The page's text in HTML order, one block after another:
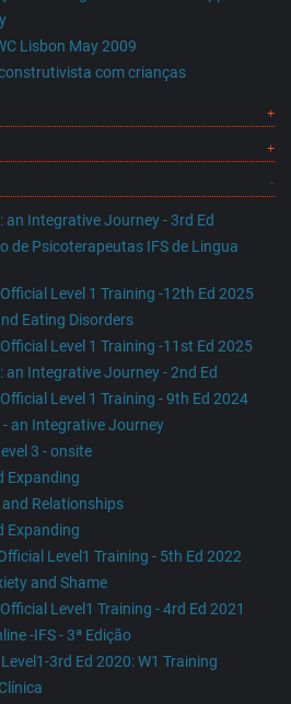
Lisbon May 2009
com crianças
an Integrative Journey - 3rd Ed
de Psicoterapeutas IFS de Lingua
Level 1 Training -12th Ed 2025
Eating Disorders
Level 1 Training -11st Ed 2025
an Integrative Journey - 2nd Ed
Level 1 Training - 9th Ed 2024
an Integrative Journey
3 - onsite
Expanding
and Relationships
Expanding
Level1 Training - 5th Ed 2022
and Shame
Level1 Training - 4rd Ed 2021
-IFS - 3ª Edição
3rd Ed 2020: W1 Training